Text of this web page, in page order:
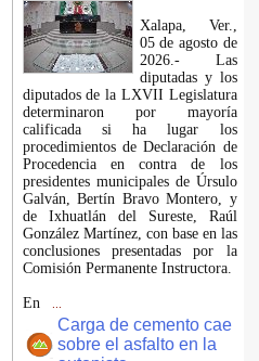
Xalapa, Ver.,
05 de agosto de
2026.- Las
diputadas y los
diputados de la LXVII Legislatura
determinaron por mayoría
calificada si ha lugar los
procedimientos de Declaración de
Procedencia en contra de los
presidentes municipales de Úrsulo
Galván, Bertín Bravo Montero, y
de Ixhuatlán del Sureste, Raúl
González Martínez, con base en las
conclusiones presentadas por la
Comisión Permanente Instructora.
En
Carga de cemento cae
sobre el asfalto en la